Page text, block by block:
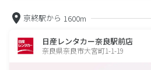
京終駅から 1600m
日産レンタカー奈良駅前店
奈良県奈良市大宮町1-1-19